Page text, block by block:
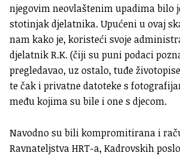
njegovim neovlaštenim upadima bilo
stotinjak djelatnika. Upućeni u ovaj
nam kako je, koristeći svoje
djelatnik R.K. (čiji su puni podaci
pregledavao, uz ostalo, tuđe
te čak i privatne datoteke s
među kojima su bile i one s djecom.
Navodno su bili kompromitirana i
Ravnateljstva HRT-a, Kadrovskih